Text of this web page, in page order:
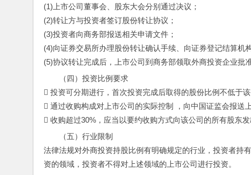
(1)上市公司董事会、股东大会分别通过决议；
(2)转让方与投资者签订股份转让协议；
(3)投资者向商务部报送相关申请文件；
(4)向证券交易所办理股份转让确认手续、向证券登记结算机
(5)协议转让完成后，上市公司到商务部领取外商投资企业批
（四）投资比例要求
 投资可分期进行，首次投资完成后取得的股份比例不低于
 通过收购构成对上市公司的实际控制 ，向中国证监会报送
 收购超过30%，应当以要约收购方式向该公司的所有股东
（五）行业限制
法律法规对外商投资持股比例有明确规定的行业，投资者持
资的领域，投资者不得对上述领域的上市公司进行投资。